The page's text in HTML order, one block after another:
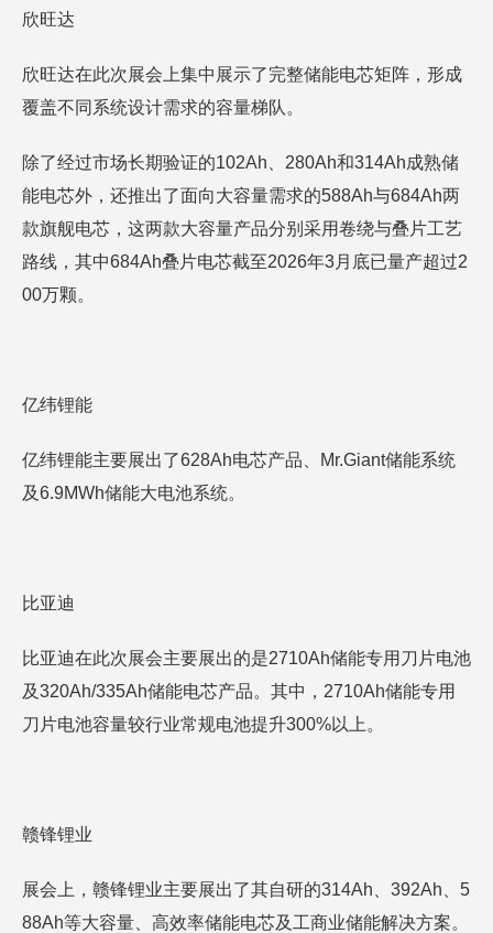
欣旺达
欣旺达在此次展会上集中展示了完整储能电芯矩阵，形成
覆盖不同系统设计需求的容量梯队。
除了经过市场长期验证的102Ah、280Ah和314Ah成熟储
能电芯外，还推出了面向大容量需求的588Ah与684Ah两
款旗舰电芯，这两款大容量产品分别采用卷绕与叠片工艺
路线，其中684Ah叠片电芯截至2026年3月底已量产超过2
00万颗。
亿纬锂能
亿纬锂能主要展出了628Ah电芯产品、Mr.Giant储能系统
及6.9MWh储能大电池系统。
比亚迪
比亚迪在此次展会主要展出的是2710Ah储能专用刀片电池
及320Ah/335Ah储能电芯产品。其中，2710Ah储能专用
刀片电池容量较行业常规电池提升300%以上。
赣锋锂业
展会上，赣锋锂业主要展出了其自研的314Ah、392Ah、5
88Ah等大容量、高效率储能电芯及工商业储能解决方案。